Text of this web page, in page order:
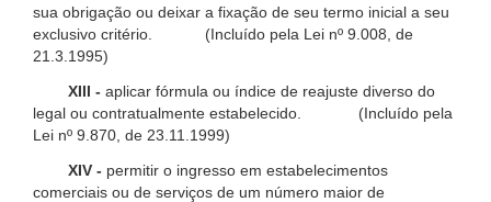
sua obrigação ou deixar a fixação de seu termo inicial a seu
exclusivo critério. (Incluído pela Lei nº 9.008, de
21.3.1995)
XIII - aplicar fórmula ou índice de reajuste diverso do
legal ou contratualmente estabelecido. (Incluído pela
Lei nº 9.870, de 23.11.1999)
XIV - permitir o ingresso em estabelecimentos
comerciais ou de serviços de um número maior de